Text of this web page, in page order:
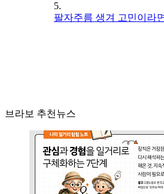
5.
팔자주름 생겨 고민이라
브라보 추천뉴스